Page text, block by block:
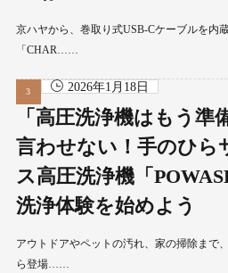
京ハヤから、巻取り式USB-Cケーブルを内
「CHAR……
2026年1月18日
「高圧洗浄機はもう準
言わせない！手のひら
ス高圧洗浄機「
洗浄体験を始めよう
アウトドアやペットの汚れ、家の掃除まで
ら登場……